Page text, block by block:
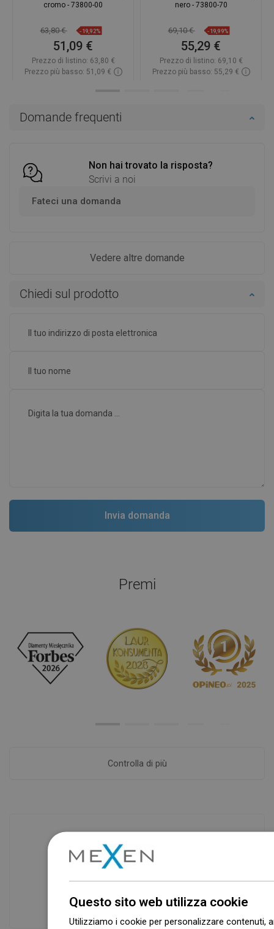
Domande frequenti
Non hai trovato la risposta?
Scrivi a noi
Fateci una domanda
Vedere altre domande
Chiedi sul prodotto
cromo - 73800-00
63,80 € -19,92%
51,09 €
Prezzo di listino: 63,80 €
Prezzo più basso: 51,09 €
nero - 73800-70
69,10 € -19,99%
55,29 €
Prezzo di listino: 69,10 €
Prezzo più basso: 55,29 €
Premi
Controlla di più
Disponibilità di merci
a spedire!
Questo sito web utilizza cookie
Utilizziamo i cookie per personalizzare contenuti,